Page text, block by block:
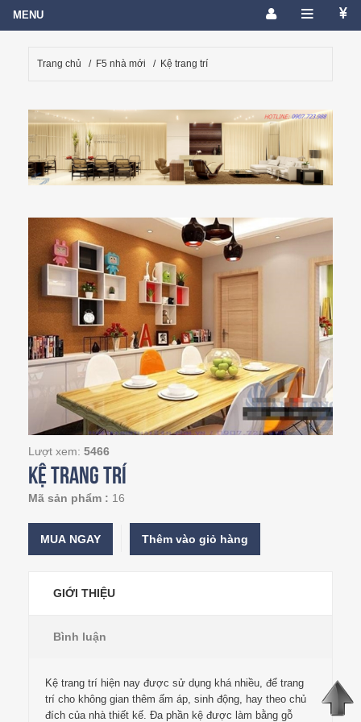
Trang chủ / F5 nhà mới / Kệ trang trí
Lượt xem: 5466
Kệ trang trí
Mã sản phẩm : 16
MUA NGAY
GIỚI THIỆU
Bình luận
Kệ trang trí hiện nay được sử dụng khá nhiều, để trang
trí cho không gian thêm ấm áp, sinh động, hay theo chủ
đích của nhà thiết kế. Đa phần kệ được làm bằng gỗ